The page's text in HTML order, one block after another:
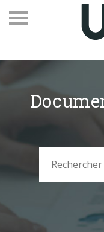
Recevez notre
Vos contacts
Espace adhérents
EN
Qui sommes-nous